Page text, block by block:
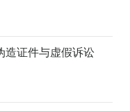
造证件与虚假诉讼